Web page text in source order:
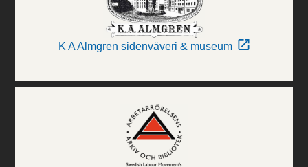
K A Almgren sidenväveri & museum